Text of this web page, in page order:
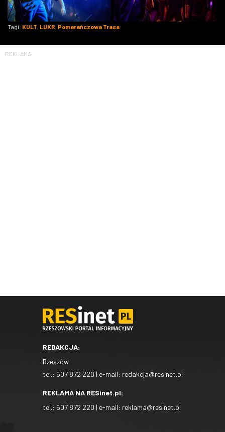
Tagi: KULT, LUKR, Pomarańczowa Trasa
REKLAMA
REDAKCJA:
Rzeszów
tel.: 607 872 220 | e-mail: redakcja@resinet.pl
REKLAMA NA RESinet.pl:
tel.: 607 872 220 | e-mail: reklama@resinet.pl